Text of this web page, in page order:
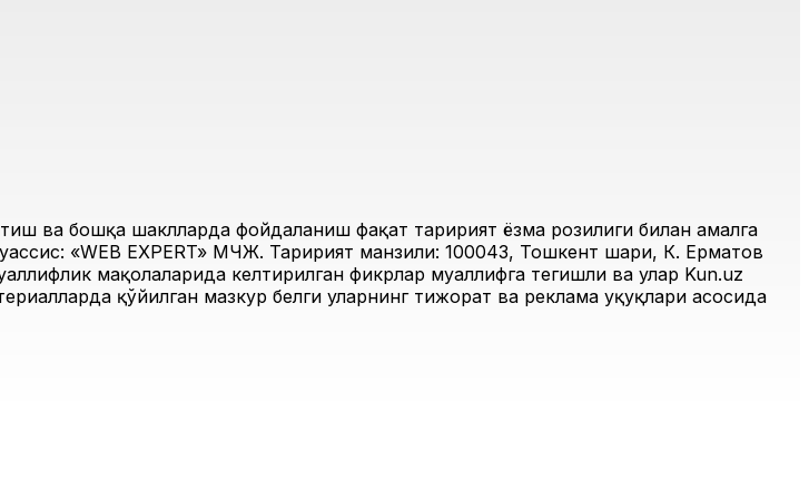
ва бошқа шаклларда фойдаланиш фақат таҳририят ёзма розилиги билан амалга
«WEB EXPERT» МЧЖ. Таҳририят манзили: 100043, Тошкент шаҳри, К. Ерматов
мақолаларида келтирилган фикрлар муаллифга тегишли ва улар Kun.uz
қўйилган мазкур белги уларнинг тижорат ва реклама ҳуқуқлари асосида